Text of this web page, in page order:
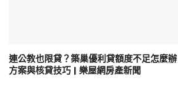
連公教也限貸？築巢優利貸額度不足怎麼
方案與核貸技巧 | 樂屋網房產新聞